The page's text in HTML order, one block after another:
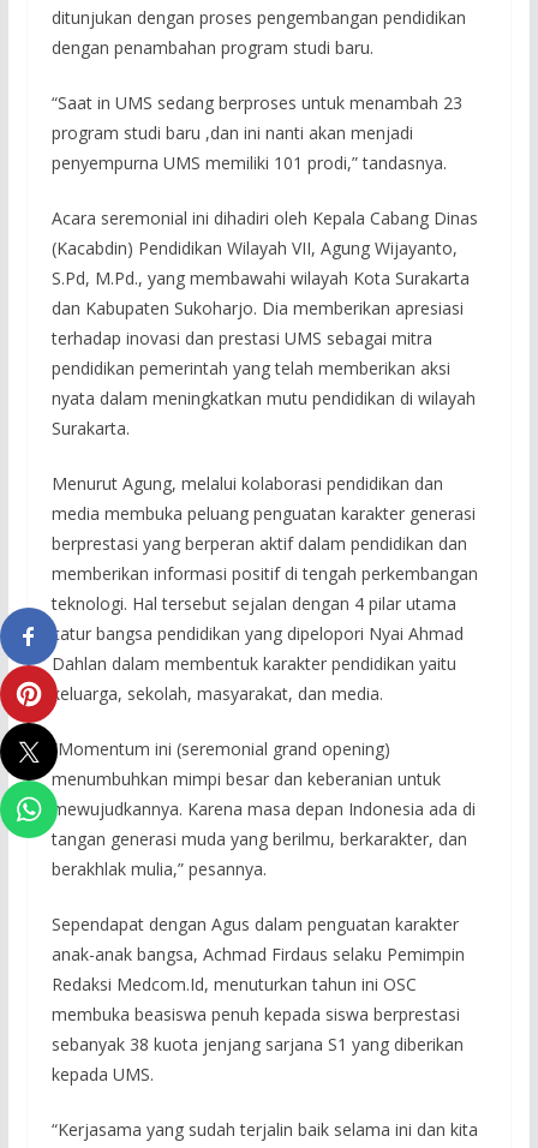
ditunjukan dengan proses pengembangan pendidikan
dengan penambahan program studi baru.
“Saat in UMS sedang berproses untuk menambah 23
program studi baru ,dan ini nanti akan menjadi
penyempurna UMS memiliki 101 prodi,” tandasnya.
Acara seremonial ini dihadiri oleh Kepala Cabang Dinas
(Kacabdin) Pendidikan Wilayah VII, Agung Wijayanto,
S.Pd, M.Pd., yang membawahi wilayah Kota Surakarta
dan Kabupaten Sukoharjo. Dia memberikan apresiasi
terhadap inovasi dan prestasi UMS sebagai mitra
pendidikan pemerintah yang telah memberikan aksi
nyata dalam meningkatkan mutu pendidikan di wilayah
Surakarta.
Menurut Agung, melalui kolaborasi pendidikan dan
media membuka peluang penguatan karakter generasi
berprestasi yang berperan aktif dalam pendidikan dan
memberikan informasi positif di tengah perkembangan
teknologi. Hal tersebut sejalan dengan 4 pilar utama
catur bangsa pendidikan yang dipelopori Nyai Ahmad
Dahlan dalam membentuk karakter pendidikan yaitu
keluarga, sekolah, masyarakat, dan media.
“Momentum ini (seremonial grand opening)
menumbuhkan mimpi besar dan keberanian untuk
mewujudkannya. Karena masa depan Indonesia ada di
tangan generasi muda yang berilmu, berkarakter, dan
berakhlak mulia,” pesannya.
Sependapat dengan Agus dalam penguatan karakter
anak-anak bangsa, Achmad Firdaus selaku Pemimpin
Redaksi Medcom.Id, menuturkan tahun ini OSC
membuka beasiswa penuh kepada siswa berprestasi
sebanyak 38 kuota jenjang sarjana S1 yang diberikan
kepada UMS.
“Kerjasama yang sudah terjalin baik selama ini dan kita